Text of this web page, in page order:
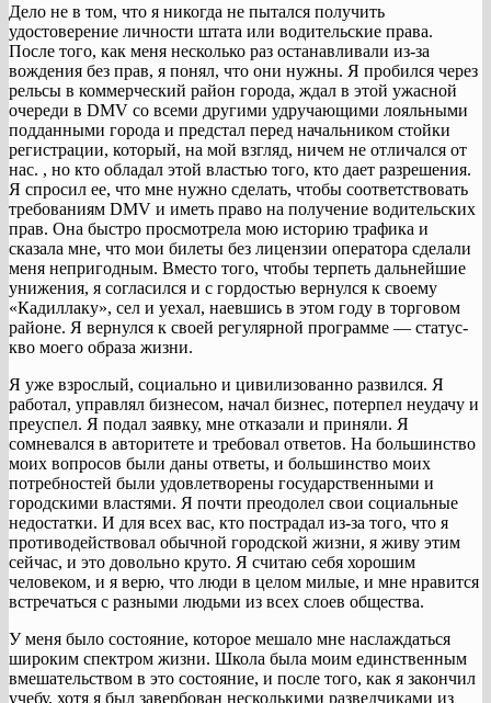
Дело не в том, что я никогда не пытался получить
удостоверение личности штата или водительские права.
После того, как меня несколько раз останавливали из-за
вождения без прав, я понял, что они нужны. Я пробился через
рельсы в коммерческий район города, ждал в этой ужасной
очереди в DMV со всеми другими удручающими лояльными
подданными города и предстал перед начальником стойки
регистрации, который, на мой взгляд, ничем не отличался от
нас. , но кто обладал этой властью того, кто дает разрешения.
Я спросил ее, что мне нужно сделать, чтобы соответствовать
требованиям DMV и иметь право на получение водительских
прав. Она быстро просмотрела мою историю трафика и
сказала мне, что мои билеты без лицензии оператора сделали
меня непригодным. Вместо того, чтобы терпеть дальнейшие
унижения, я согласился и с гордостью вернулся к своему
«Кадиллаку», сел и уехал, наевшись в этом году в торговом
районе. Я вернулся к своей регулярной программе — статус-
кво моего образа жизни.
Я уже взрослый, социально и цивилизованно развился. Я
работал, управлял бизнесом, начал бизнес, потерпел неудачу и
преуспел. Я подал заявку, мне отказали и приняли. Я
сомневался в авторитете и требовал ответов. На большинство
моих вопросов были даны ответы, и большинство моих
потребностей были удовлетворены государственными и
городскими властями. Я почти преодолел свои социальные
недостатки. И для всех вас, кто пострадал из-за того, что я
противодействовал обычной городской жизни, я живу этим
сейчас, и это довольно круто. Я считаю себя хорошим
человеком, и я верю, что люди в целом милые, и мне нравится
встречаться с разными людьми из всех слоев общества.
У меня было состояние, которое мешало мне наслаждаться
широким спектром жизни. Школа была моим единственным
вмешательством в это состояние, и после того, как я закончил
учебу, хотя я был завербован несколькими разведчиками из